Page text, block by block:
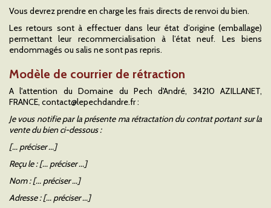
Vous devrez prendre en charge les frais directs de renvoi du bien.
Les retours sont à effectuer dans leur état d’origine (emballage)
permettant leur recommercialisation à l’état neuf. Les biens
endommagés ou salis ne sont pas repris.
Modèle de courrier de rétraction
A l'attention du Domaine du Pech d'André, 34210 AZILLANET,
FRANCE, contact@lepechdandre.fr :
Je vous notifie par la présente ma rétractation du contrat portant sur la
vente du bien ci-dessous :
[... préciser ...]
Reçu le : [... préciser ...]
Nom : [... préciser ...]
Adresse : [... préciser ...]